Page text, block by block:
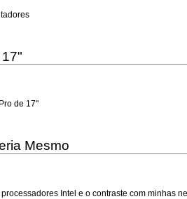
de 17"
Mesmo
processadores Intel e o contraste com minhas